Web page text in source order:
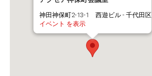
神田神保町2-13-1 西遊ビル - 千代田区
イベント を表示